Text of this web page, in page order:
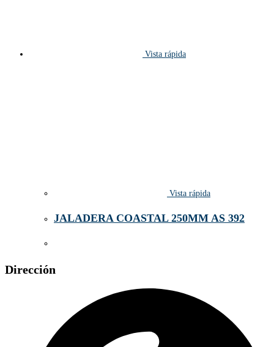
Vista rápida
Vista rápida
JALADERA COASTAL 250MM AS 392
Dirección